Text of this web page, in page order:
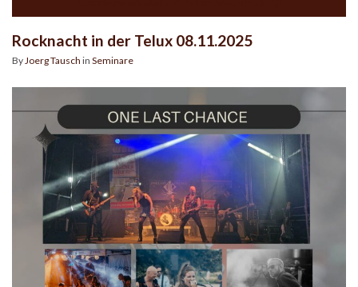
Rocknacht in der Telux 08.11.2025
ByJoerg Tausch in Seminare